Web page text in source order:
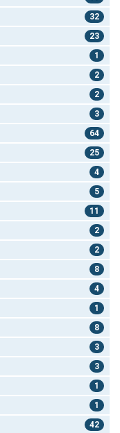
32
23
1
2
2
3
64
25
4
5
11
2
2
8
4
1
8
3
3
1
1
42